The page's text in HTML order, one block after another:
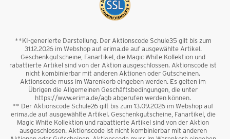
**KI-generierte Darstellung. Der Aktionscode Schule35 gilt bis zum
31.12.2026 im Webshop auf erima.de auf ausgewählte Artikel.
Geschenkgutscheine, Fanartikel, die Magic White Kollektion und
rabattierte Artikel sind von der Aktion ausgeschlossen. Aktionscode ist
nicht kombinierbar mit anderen Aktionen oder Gutscheinen.
Aktionscode muss im Warenkorb eingeben werden. Es gelten im
Übrigen die Allgemeinen Geschäftsbedingungen, die unter
https://www.erima.de/agb abgerufen werden können.
** Der Aktionscode Schule26 gilt bis zum 13.09.2026 im Webshop auf
erima.de auf ausgewählte Artikel. Geschenkgutscheine, Fanartikel, die
Magic White Kollektion und rabattierte Artikel sind von der Aktion
ausgeschlossen. Aktionscode ist nicht kombinierbar mit anderen